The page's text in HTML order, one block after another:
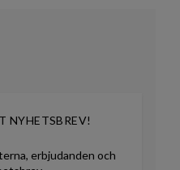
NYHETSBREV!
erbjudanden och